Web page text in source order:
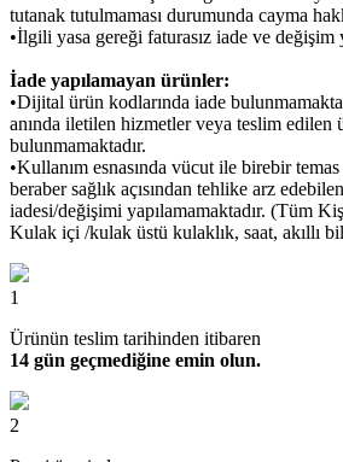
tutanak tutulmaması durumunda cayma
•İlgili yasa gereği faturasız iade ve değişim
İade yapılamayan ürünler:
•Dijital ürün kodlarında iade
anında iletilen hizmetler veya teslim edilen
bulunmamaktadır.
•Kullanım esnasında vücut ile birebir
beraber sağlık açısından tehlike arz
iadesi/değişimi yapılamamaktadır. (Tüm
Kulak içi /kulak üstü kulaklık, saat, akıllı
1
Ürünün teslim tarihinden itibaren
14 gün geçmediğine emin olun.
2